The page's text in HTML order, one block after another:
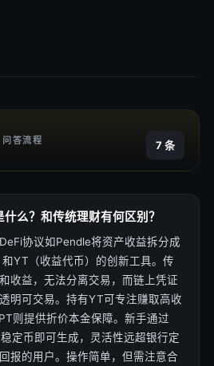
问答流程 7 条
么？和传统理财有何区别？
协议如Pendle将资产收益拆分成
YT（收益代币）的创新工具。传
收益，无法分离交易，而链上凭证
明可交易。持有YT可专注赚取高收
则提供折价本金保障。新手通过
定币即可生成，灵活性远超银行定
报的用户。操作简单，但需注意合